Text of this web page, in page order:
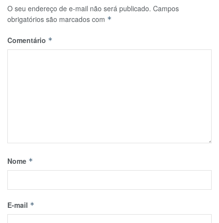
O seu endereço de e-mail não será publicado. Campos
obrigatórios são marcados com *
Comentário *
Nome *
E-mail *